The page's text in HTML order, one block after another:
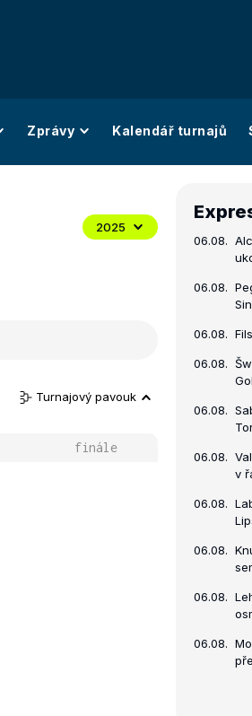
Zprávy Kalendář turnajů
2025
Turnajový pavouk
finále
06.08.
06.08.
06.08.
06.08.
06.08.
06.08.
v
06.08.
06.08.
06.08.
06.08.